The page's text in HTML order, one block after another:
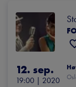
12. sep.
19:00 | 2020